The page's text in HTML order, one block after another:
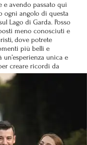
e avendo passato qui
ogni angolo di questa
Lago di Garda. Posso
meno conosciuti e
dove potrete
più belli e
unica e
creare ricordi da